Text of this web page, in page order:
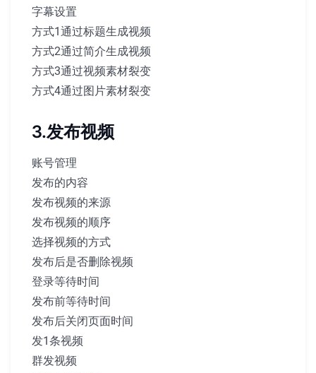
字幕设置
方式1通过标题生成视频
方式2通过简介生成视频
方式3通过视频素材裂变
方式4通过图片素材裂变
3.发布视频
账号管理
发布的内容
发布视频的来源
发布视频的顺序
选择视频的方式
发布后是否删除视频
登录等待时间
发布前等待时间
发布后关闭页面时间
发1条视频
群发视频